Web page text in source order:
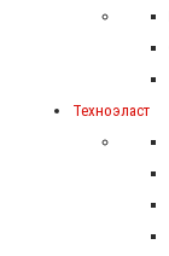
Техноэласт